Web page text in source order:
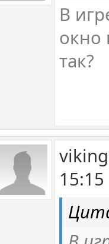
В
окно
так?